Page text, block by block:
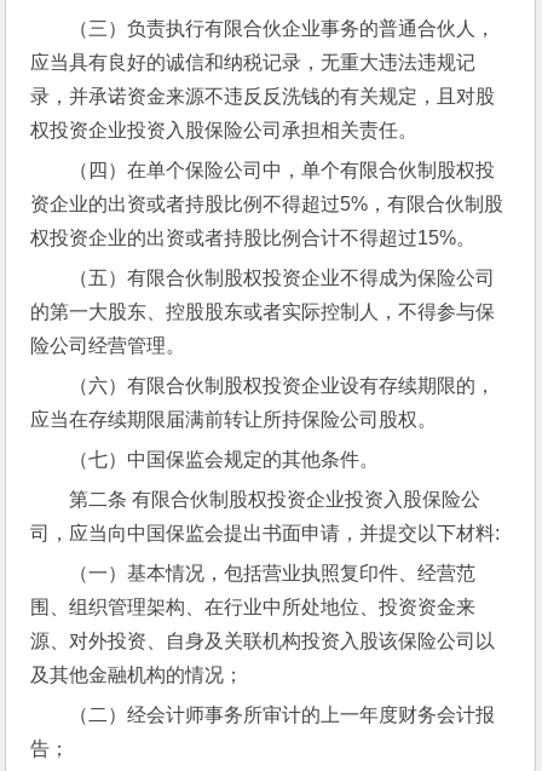
（三）负责执行有限合伙企业事务的普通合伙人，
应当具有良好的诚信和纳税记录，无重大违法违规记
录，并承诺资金来源不违反反洗钱的有关规定，且对股
权投资企业投资入股保险公司承担相关责任。
（四）在单个保险公司中，单个有限合伙制股权投
资企业的出资或者持股比例不得超过5%，有限合伙制股
权投资企业的出资或者持股比例合计不得超过15%。
（五）有限合伙制股权投资企业不得成为保险公司
的第一大股东、控股股东或者实际控制人，不得参与保
险公司经营管理。
（六）有限合伙制股权投资企业设有存续期限的，
应当在存续期限届满前转让所持保险公司股权。
（七）中国保监会规定的其他条件。
第二条 有限合伙制股权投资企业投资入股保险公
司，应当向中国保监会提出书面申请，并提交以下材料:
（一）基本情况，包括营业执照复印件、经营范
围、组织管理架构、在行业中所处地位、投资资金来
源、对外投资、自身及关联机构投资入股该保险公司以
及其他金融机构的情况；
（二）经会计师事务所审计的上一年度财务会计报
告；